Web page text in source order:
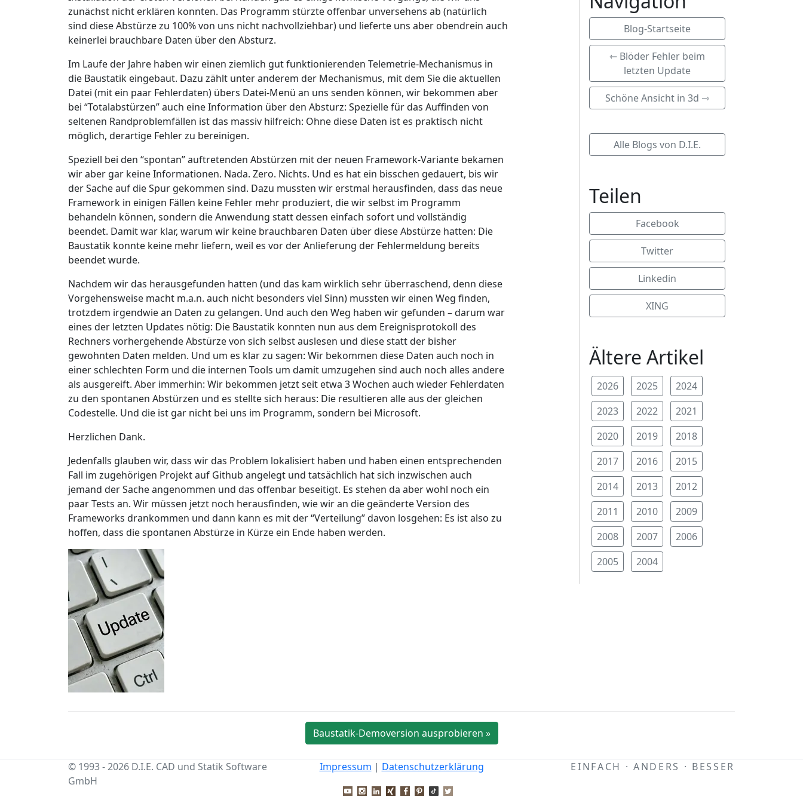
zunächst nicht erklären konnten. Das Programm stürzte offenbar unversehens ab (natürlich
sind diese Abstürze zu 100% von uns nicht nachvollziehbar) und lieferte uns aber obendrein auch
keinerlei brauchbare Daten über den Absturz.
Im Laufe der Jahre haben wir einen ziemlich gut funktionierenden Telemetrie-Mechanismus in
die Baustatik eingebaut. Dazu zählt unter anderem der Mechanismus, mit dem Sie die aktuellen
Datei (mit ein paar Fehlerdaten) übers Datei-Menü an uns senden können, wir bekommen aber
bei “Totalabstürzen” auch eine Information über den Absturz: Spezielle für das Auffinden von
seltenen Randproblemfällen ist das massiv hilfreich: Ohne diese Daten ist es praktisch nicht
möglich, derartige Fehler zu bereinigen.
Speziell bei den “spontan” auftretenden Abstürzen mit der neuen Framework-Variante bekamen
wir aber gar keine Informationen. Nada. Zero. Nichts. Und es hat ein bisschen gedauert, bis wir
der Sache auf die Spur gekommen sind. Dazu mussten wir erstmal herausfinden, dass das neue
Framework in einigen Fällen keine Fehler mehr produziert, die wir selbst im Programm
behandeln können, sondern die Anwendung statt dessen einfach sofort und vollständig
beendet. Damit war klar, warum wir keine brauchbaren Daten über diese Abstürze hatten: Die
Baustatik konnte keine mehr liefern, weil es vor der Anlieferung der Fehlermeldung bereits
beendet wurde.
Nachdem wir das herausgefunden hatten (und das kam wirklich sehr überraschend, denn diese
Vorgehensweise macht m.a.n. auch nicht besonders viel Sinn) mussten wir einen Weg finden,
trotzdem irgendwie an Daten zu gelangen. Und auch den Weg haben wir gefunden – darum war
eines der letzten Updates nötig: Die Baustatik konnten nun aus dem Ereignisprotokoll des
Rechners vorhergehende Abstürze von sich selbst auslesen und diese statt der bisher
gewohnten Daten melden. Und um es klar zu sagen: Wir bekommen diese Daten auch noch in
einer schlechten Form und die internen Tools um damit umzugehen sind auch noch alles andere
als ausgereift. Aber immerhin: Wir bekommen jetzt seit etwa 3 Wochen auch wieder Fehlerdaten
zu den spontanen Abstürzen und es stellte sich heraus: Die resultieren alle aus der gleichen
Codestelle. Und die ist gar nicht bei uns im Programm, sondern bei Microsoft.
Herzlichen Dank.
Jedenfalls glauben wir, dass wir das Problem lokalisiert haben und haben einen entsprechenden
Fall im zugehörigen Projekt auf Github angelegt und tatsächlich hat sich inzwischen auch
jemand der Sache angenommen und das offenbar beseitigt. Es stehen da aber wohl noch ein
paar Tests an. Wir müssen jetzt noch herausfinden, wie wir an die geänderte Version des
Frameworks drankommen und dann kann es mit der “Verteilung” davon losgehen: Es ist also zu
hoffen, dass die spontanen Abstürze in Kürze ein Ende haben werden.
Blog-Startseite
⇽ Blöder Fehler beim
letzten Update
Schöne Ansicht in 3d ⇾
Alle Blogs von D.I.E.
Teilen
Facebook
Twitter
Linkedin
XING
Ältere Artikel
2026 2025
2024
2023
2022
2021
2020
2019
2018
2017
2016
2015
2014
2013
2012
2011
2010
2009
2008
2007
2006
2005
2004
Baustatik-Demoversion ausprobieren »
© 1993 - 2026 D.I.E. CAD und Statik Software
GmbH
Impressum | Datenschutzerklärung EINFACH · ANDERS · BESSER